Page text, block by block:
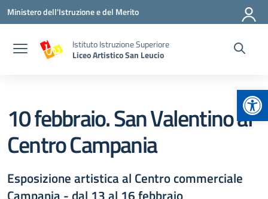
Vai ai contenuti
Vai al menu di navigazione
Vai al footer
Ministero dell'Istruzione e del Merito
Istituto Istruzione Superiore
Liceo Artistico San Leucio
10 febbraio. San Valentino al
Centro Campania
Esposizione artistica al Centro commerciale